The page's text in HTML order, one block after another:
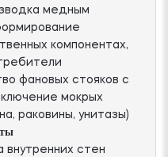
медным
компонентах,
фановых стояков с
мокрых
раковины, унитазы)
внутренних стен